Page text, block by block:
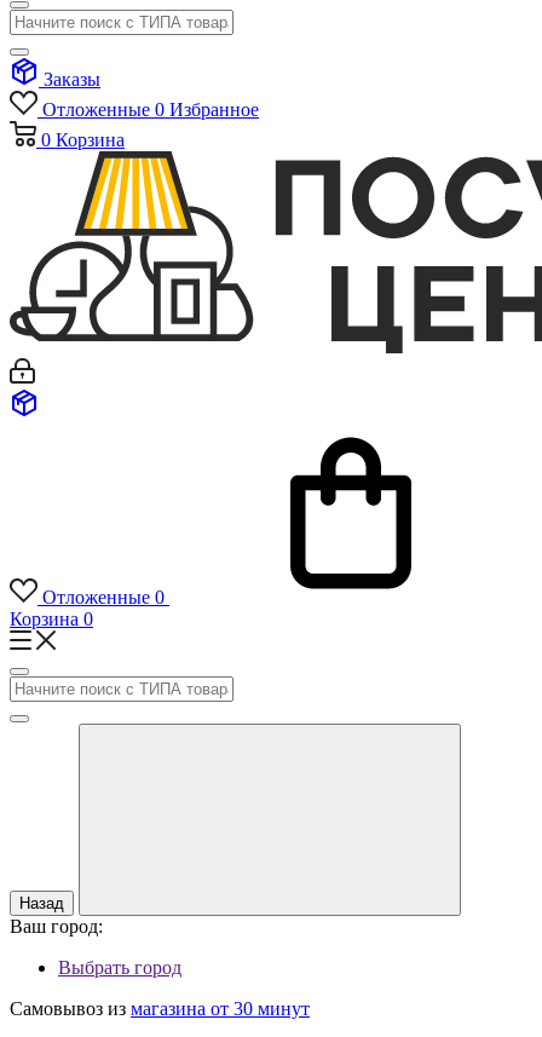
Заказы
Отложенные 0 Избранное
0 Корзина
Отложенные 0
Корзина 0
Назад
Ваш город:
Выбрать город
Самовывоз из магазина от 30 минут